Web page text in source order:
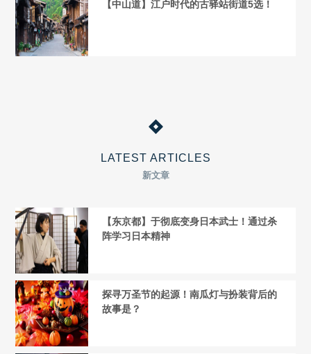
【中山道】江户时代的古驿站街道5选！
LATEST ARTICLES
新文章
【东京都】于彻底变身日本武士！通过杀
阵学习日本精神
探寻万圣节的起源！南瓜灯与扮装背后的
故事是？